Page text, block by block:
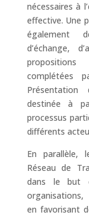
nécessaires à
effective. Une
également
d’échange,
complétées
Présentation
destinée à
processus
différents
En parallèle,
Réseau de
dans le but
en favorisant